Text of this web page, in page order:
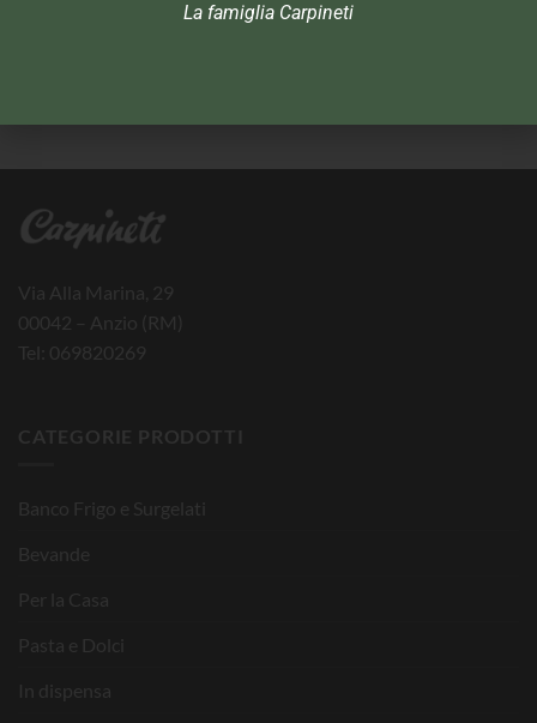
Via Alla Marina, 29
00042 – Anzio (RM)
Tel: 069820269
CATEGORIE PRODOTTI
Banco Frigo e Surgelati
Bevande
Per la Casa
Pasta e Dolci
In dispensa
La famiglia Carpineti